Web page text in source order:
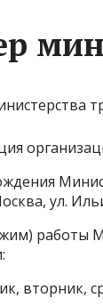
ул.
работы
вторник,